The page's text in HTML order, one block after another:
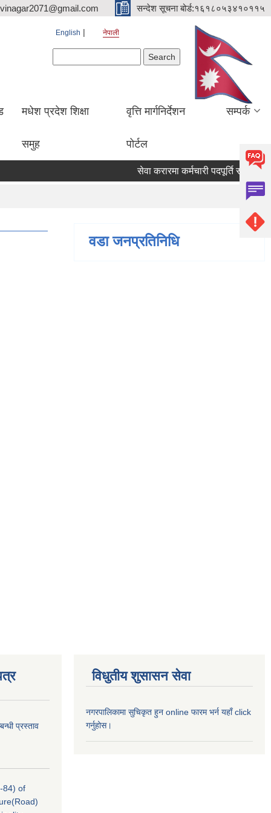
सन्देश सूचना बोर्ड:१६१८०५३४१०११५
English नेपाली
मधेश प्रदेश शिक्षा
समुह
वृत्ति मार्गनिर्देशन
पोर्टल
सम्पर्क
सेवा करारमा कर्मचारी पदपूर्ति सम्बन्धी सूचना
वडा जनप्रतिनिधि
प्रस्ताव
84) of
विधुतीय शुसासन सेवा
नगरपालिकामा सुचिकृत हुन online फारम भर्न यहाँ click
गर्नुहोस।